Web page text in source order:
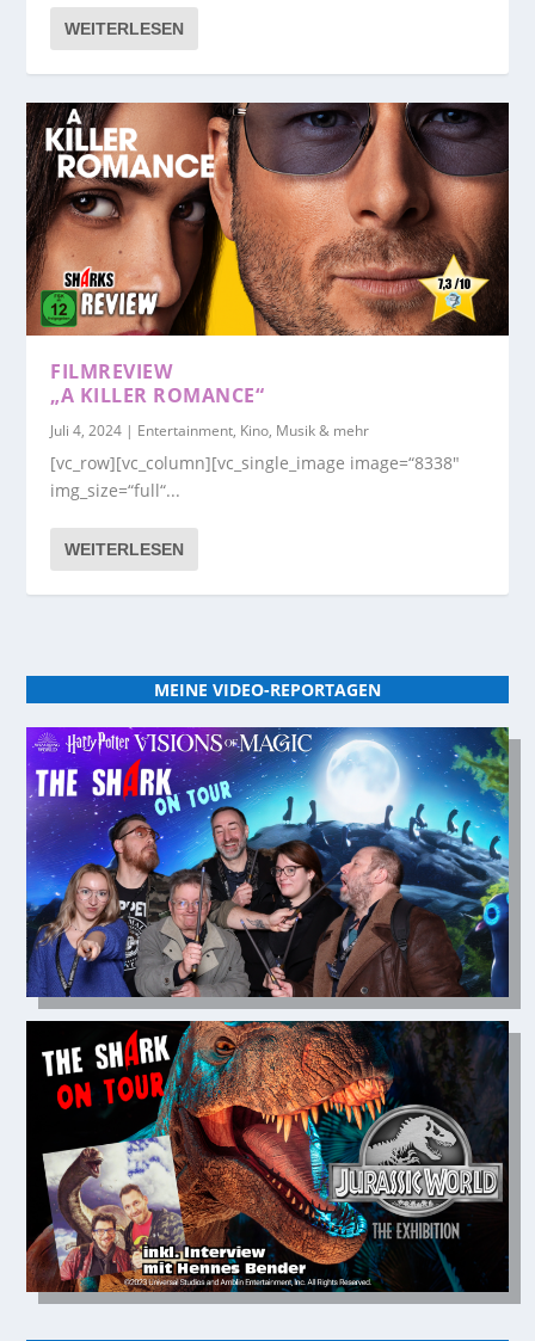
WEITERLESEN
FILMREVIEW
„A KILLER ROMANCE“
Juli 4, 2024 | Entertainment, Kino, Musik & mehr
[vc_row][vc_column][vc_single_image image=“8338″
img_size=“full“...
WEITERLESEN
MEINE VIDEO-REPORTAGEN